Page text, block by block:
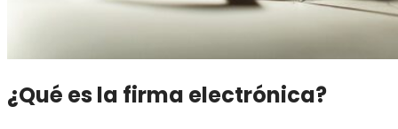
¿Qué es la firma electrónica?